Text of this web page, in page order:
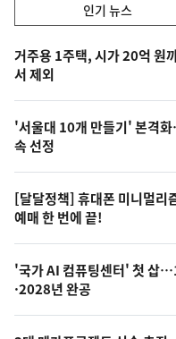
기,
최
신,
오
늘
의
영
상
오
늘
의
인기 뉴스
기
뉴
스
거주용 1주택, 시가 20억 원
서 제외
'서울대 10개 만들기' 본격
속 선정
[달달정책] 휴대폰 미니멀리
예매 한 번에 끝!
'국가 AI 컴퓨팅센터' 첫 삽
·2028년 완공